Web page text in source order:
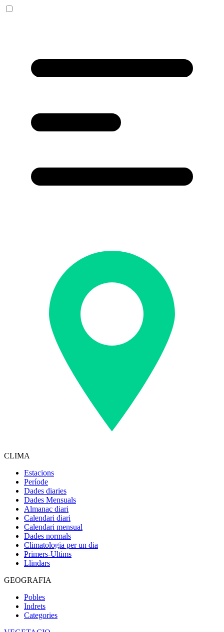
CLIMA
Estacions
Període
Dades diaries
Dades Mensuals
Almanac diari
Calendari diari
Calendari mensual
Dades normals
Climatologia per un dia
Primers-Ultims
Llindars
GEOGRAFIA
Pobles
Indrets
Categories